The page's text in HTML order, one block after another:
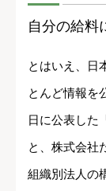
自分の給料
とはいえ、日
とんど情報を
日に公表した
と、株式会社
組織別法人の